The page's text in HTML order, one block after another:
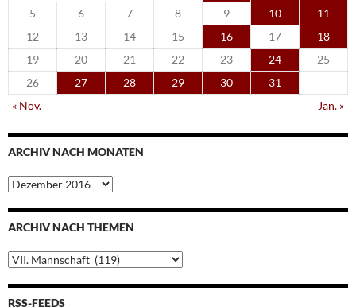
5
6 7 8 9 10
11
12
13 14 15 16 17
18
19
20 21 22 23 24
25
26
27 28 29 30
31
« Nov.
Jan. »
ARCHIV NACH MONATEN
Archiv
nach
Monaten
ARCHIV NACH THEMEN
Archiv
nach
Themen
RSS-FEEDS